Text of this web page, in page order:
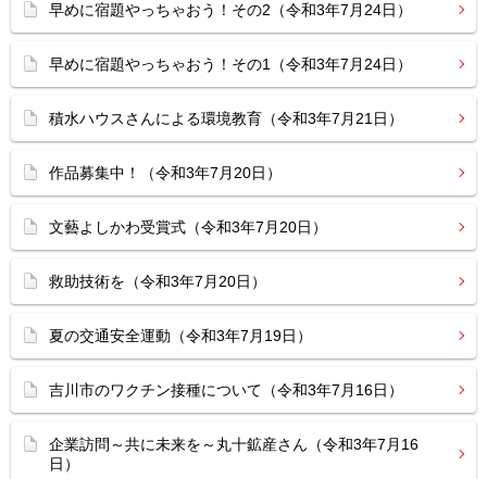
早めに宿題やっちゃおう！その2（令和3年7月24日）
早めに宿題やっちゃおう！その1（令和3年7月24日）
積水ハウスさんによる環境教育（令和3年7月21日）
作品募集中！（令和3年7月20日）
文藝よしかわ受賞式（令和3年7月20日）
救助技術を（令和3年7月20日）
夏の交通安全運動（令和3年7月19日）
吉川市のワクチン接種について（令和3年7月16日）
企業訪問～共に未来を～丸十鉱産さん（令和3年7月16
日）